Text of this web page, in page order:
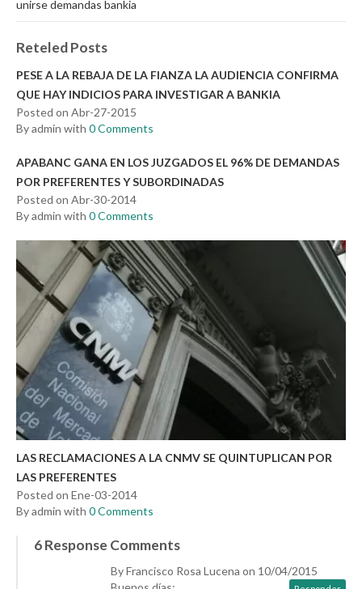
unirse demandas bankia
Reteled Posts
PESE A LA REBAJA DE LA FIANZA LA AUDIENCIA CONFIRMA
QUE HAY INDICIOS PARA INVESTIGAR A BANKIA
Posted on Abr-27-2015
By admin with 0 Comments
APABANC GANA EN LOS JUZGADOS EL 96% DE DEMANDAS
POR PREFERENTES Y SUBORDINADAS
Posted on Abr-30-2014
By admin with 0 Comments
LAS RECLAMACIONES A LA CNMV SE QUINTUPLICAN POR
LAS PREFERENTES
Posted on Ene-03-2014
By admin with 0 Comments
6 Response Comments
By Francisco Rosa Lucena on 10/04/2015